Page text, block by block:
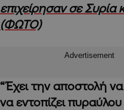
επιχείρησαν σε Συρία
(ΦΩΤΟ)
Advertisement
“Έχει την αποστολή να
να εντοπίζει